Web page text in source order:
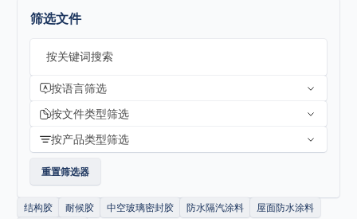
筛选文件
按关键词搜索
按语言筛选
按文件类型筛选
按产品类型筛选
重置筛选器
结构胶 耐候胶 中空玻璃密封胶 防水隔汽涂料
屋面防水涂料